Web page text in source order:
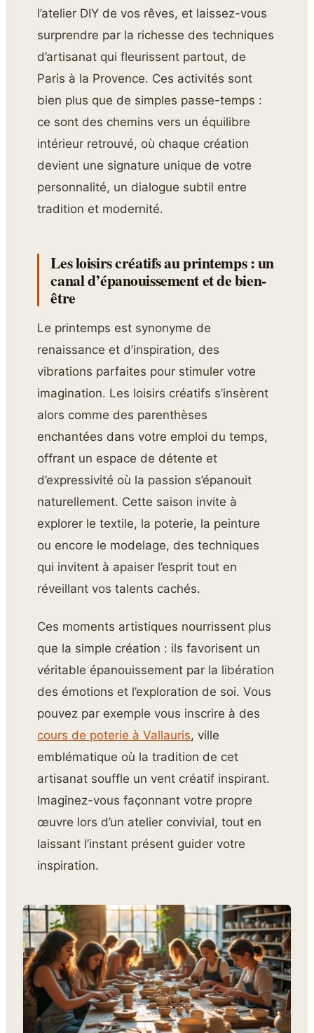
l’atelier DIY de vos rêves, et laissez-vous
surprendre par la richesse des techniques
d’artisanat qui fleurissent partout, de
Paris à la Provence. Ces activités sont
bien plus que de simples passe-temps :
ce sont des chemins vers un équilibre
intérieur retrouvé, où chaque création
devient une signature unique de votre
personnalité, un dialogue subtil entre
tradition et modernité.
Les loisirs créatifs au printemps : un
canal d’épanouissement et de bien-
être
Le printemps est synonyme de
renaissance et d’inspiration, des
vibrations parfaites pour stimuler votre
imagination. Les loisirs créatifs s’insèrent
alors comme des parenthèses
enchantées dans votre emploi du temps,
offrant un espace de détente et
d’expressivité où la passion s’épanouit
naturellement. Cette saison invite à
explorer le textile, la poterie, la peinture
ou encore le modelage, des techniques
qui invitent à apaiser l’esprit tout en
réveillant vos talents cachés.
Ces moments artistiques nourrissent plus
que la simple création : ils favorisent un
véritable épanouissement par la libération
des émotions et l’exploration de soi. Vous
pouvez par exemple vous inscrire à des
cours de poterie à Vallauris, ville
emblématique où la tradition de cet
artisanat souffle un vent créatif inspirant.
Imaginez-vous façonnant votre propre
œuvre lors d’un atelier convivial, tout en
laissant l’instant présent guider votre
inspiration.